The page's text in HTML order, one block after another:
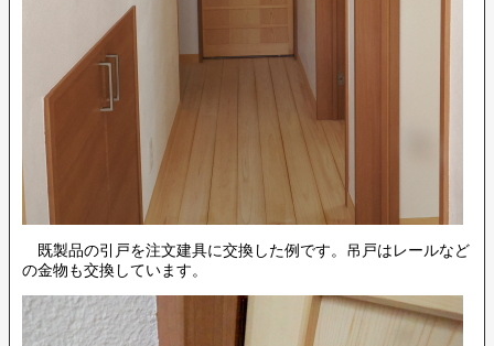
既製品の引戸を注文建具に交換した例です。吊戸はレールなど
の金物も交換しています。